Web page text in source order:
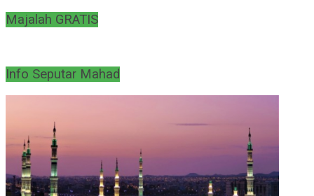
Majalah GRATIS
Info Seputar Mahad